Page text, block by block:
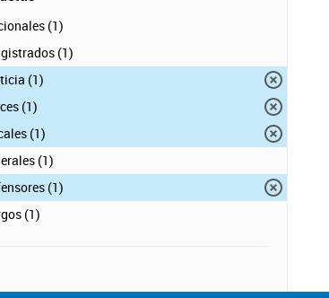
(1)
(1)
(1)
(1)
(1)
(1)
(1)
(1)